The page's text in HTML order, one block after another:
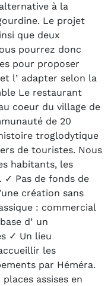
à la
Le projet
que deux
pourrez donc
pour proposer
lʼadapter selon la
Le restaurant
coeur du village de
de 20
troglodytique
de touristes. Nous
habitants, les
✓ Pas de fonds de
création sans
: commercial
dʼun
✓ Un lieu
les
par Héméra.
assises en